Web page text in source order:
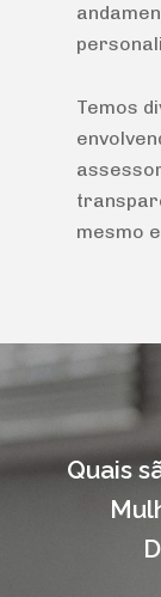
Temos
mesmo
Quais